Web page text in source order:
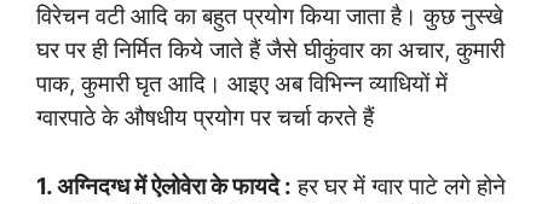
विरेचन वटी आदि का बहुत प्रयोग किया जाता है। कुछ नुस्खे
घर पर ही निर्मित किये जाते हैं जैसे घीकुंवार का अचार, कुमारी
पाक, कुमारी घृत आदि। आइए अब विभिन्न व्याधियों में
ग्वारपाठे के औषधीय प्रयोग पर चर्चा करते हैं
1. अग्निदग्ध में ऐलोवेरा के फायदे : हर घर में ग्वार पाटे लगे होने